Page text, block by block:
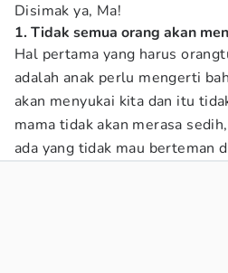
Disimak ya, Ma!
1. Tidak semua orang akan
Hal pertama yang harus
adalah anak perlu mengerti
akan menyukai kita dan itu
mama tidak akan merasa
ada yang tidak mau berteman